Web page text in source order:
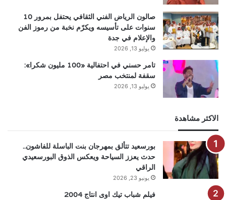
صالون الرياض الفني الثقافي يحتفل بمرور 10
سنوات على تأسيسه ويكرّم نخبة من رموز الفن
والإعلام في جدة
يوليو 13, 2026
تامر حسني في احتفالية «100 مليون شكرا»:
سقفة لمنتخب مصر
يوليو 13, 2026
الاكثر مشاهدة
بورسعيد تتألق بمهرجان بنت الباسلة للفاشون..
حدث يعزز السياحة ويعكس الذوق البورسعيدي
الراقي
يونيو 23, 2026
فيلم شباب تيك اوى انتاج 2004